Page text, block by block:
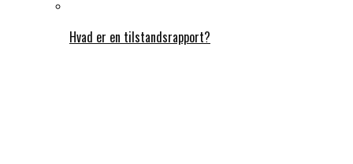
Hvad er en tilstandsrapport?